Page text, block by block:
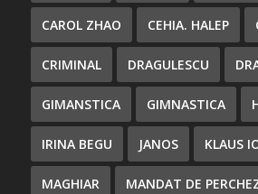
CAROL ZHAO CEHIA. HALEP
CRIMINAL DRAGULESCU
GIMANSTICA GIMNASTICA
IRINA BEGU JANOS KLAUS
MAGHIAR MANDAT DE